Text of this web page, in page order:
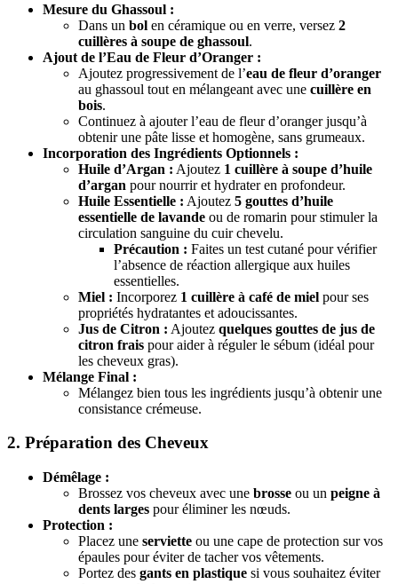
Mesure du Ghassoul :
Dans un bol en céramique ou en verre, versez 2
cuillères à soupe de ghassoul.
Ajout de l’Eau de Fleur d’Oranger :
Ajoutez progressivement de l’eau de fleur d’oranger
au ghassoul tout en mélangeant avec une cuillère en
bois.
Continuez à ajouter l’eau de fleur d’oranger jusqu’à
obtenir une pâte lisse et homogène, sans grumeaux.
Incorporation des Ingrédients Optionnels :
Huile d’Argan : Ajoutez 1 cuillère à soupe d’huile
d’argan pour nourrir et hydrater en profondeur.
Huile Essentielle : Ajoutez 5 gouttes d’huile
essentielle de lavande ou de romarin pour stimuler la
circulation sanguine du cuir chevelu.
Précaution : Faites un test cutané pour vérifier
l’absence de réaction allergique aux huiles
essentielles.
Miel : Incorporez 1 cuillère à café de miel pour ses
propriétés hydratantes et adoucissantes.
Jus de Citron : Ajoutez quelques gouttes de jus de
citron frais pour aider à réguler le sébum (idéal pour
les cheveux gras).
Mélange Final :
Mélangez bien tous les ingrédients jusqu’à obtenir une
consistance crémeuse.
2. Préparation des Cheveux
Démêlage :
Brossez vos cheveux avec une brosse ou un peigne à
dents larges pour éliminer les nœuds.
Protection :
Placez une serviette ou une cape de protection sur vos
épaules pour éviter de tacher vos vêtements.
Portez des gants en plastique si vous souhaitez éviter